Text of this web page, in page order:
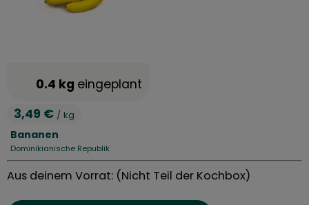
, Preis:
3,49 € / kg
Bananen
, Herkunft:
Dominikianische Republik
0.4 kg eingeplant
Aus deinem Vorrat: (Nicht Teil der Kochbox)